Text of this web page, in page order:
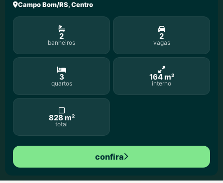
Campo Bom/RS, Centro
2
banheiros
2
vagas
3
quartos
164 m²
interno
828 m²
total
confira